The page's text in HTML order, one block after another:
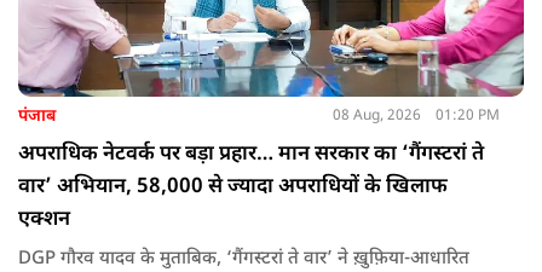
पंजाब 08 Aug, 2026 01:20 PM
अपराधिक नेटवर्क पर बड़ा प्रहार… मान सरकार का ‘गैंगस्टरां ते
वार’ अभियान, 58,000 से ज्यादा अपराधियों के खिलाफ
एक्शन
DGP गौरव यादव के मुताबिक, ‘गैंगस्टरां ते वार’ ने ख़ुफ़िया-आधारित